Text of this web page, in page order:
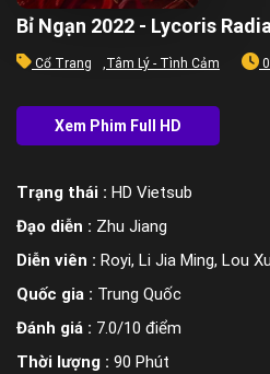
Bỉ Ngạn 2022 - Lycoris
Cổ Trang ,Tâm Lý - Tình Cảm
Trạng thái : HD Vietsub
Đạo diễn : Zhu Jiang
Diễn viên : Royi, Li Jia Ming, Lou
Quốc gia : Trung Quốc
Đánh giá : 7.0/10 điểm
Thời lượng : 90 Phút